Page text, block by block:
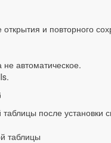
и повторного
автоматическое.
после установки
таблицы